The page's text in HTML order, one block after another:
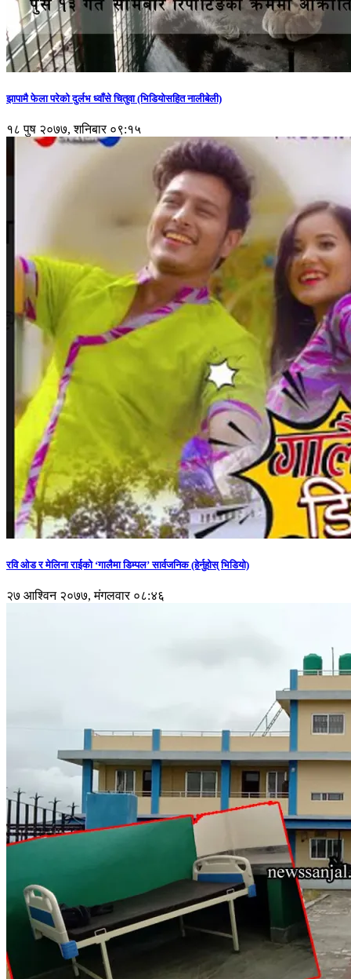
झापामै फेला परेको दुर्लभ ध्वाँसे चितुवा (भिडियोसहित नालीबेली)
१८ पुष २०७७, शनिबार ०९:१५
रवि ओड र मेलिना राईको ‘गालैमा डिम्पल’ सार्वजनिक (हेर्नुहोस् भिडियो)
२७ आश्विन २०७७, मंगलवार ०८:४६